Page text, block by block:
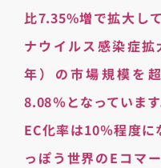
比7.35%増で拡大し
ナウイルス感染症
年）の市場規模を
8.08％となっていま
EC化率は10％程度
っぽう世界のEコマ